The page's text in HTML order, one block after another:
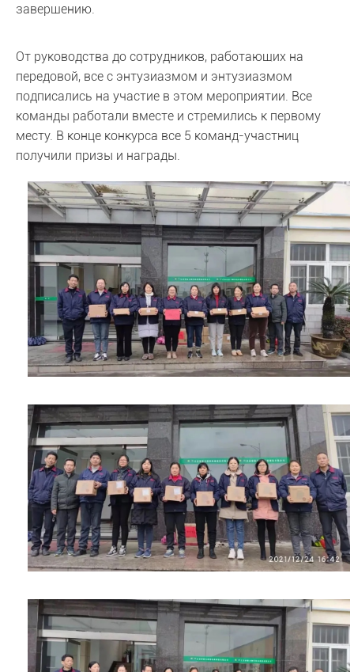
завершению.
От руководства до сотрудников, работающих на
передовой, все с энтузиазмом и энтузиазмом
подписались на участие в этом мероприятии. Все
команды работали вместе и стремились к первому
месту. В конце конкурса все 5 команд-участниц
получили призы и награды.